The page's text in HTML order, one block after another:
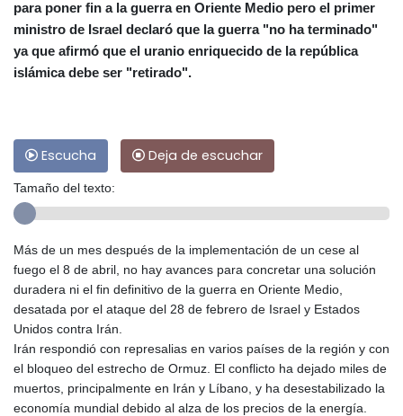
para poner fin a la guerra en Oriente Medio pero el primer
ministro de Israel declaró que la guerra "no ha terminado"
ya que afirmó que el uranio enriquecido de la república
islámica debe ser "retirado".
Escucha Deja de escuchar
Tamaño del texto:
Más de un mes después de la implementación de un cese al
fuego el 8 de abril, no hay avances para concretar una solución
duradera ni el fin definitivo de la guerra en Oriente Medio,
desatada por el ataque del 28 de febrero de Israel y Estados
Unidos contra Irán.
Irán respondió con represalias en varios países de la región y con
el bloqueo del estrecho de Ormuz. El conflicto ha dejado miles de
muertos, principalmente en Irán y Líbano, y ha desestabilizado la
economía mundial debido al alza de los precios de la energía.